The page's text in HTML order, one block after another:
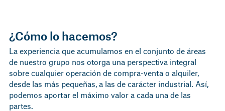
¿Cómo lo hacemos?
La experiencia que acumulamos en el conjunto de áreas
de nuestro grupo nos otorga una perspectiva integral
sobre cualquier operación de compra-venta o alquiler,
desde las más pequeñas, a las de carácter industrial. Así,
podemos aportar el máximo valor a cada una de las
partes.